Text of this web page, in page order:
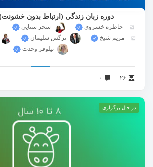
دوره زبان زندگی (ارتباط بدون
خاطره خسروی سحر سنايی
مریم شیخ
نرگس سلیمان
نيلوفر وحدت
۲۶ ۰
در حال برگزاری